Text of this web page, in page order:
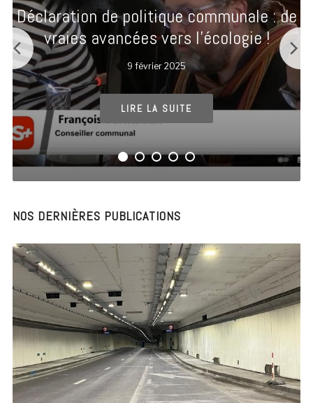
Déclaration de politique communale : de
vraies avancées vers l’écologie !
9 février 2025
LIRE LA SUITE
NOS DERNIÈRES PUBLICATIONS